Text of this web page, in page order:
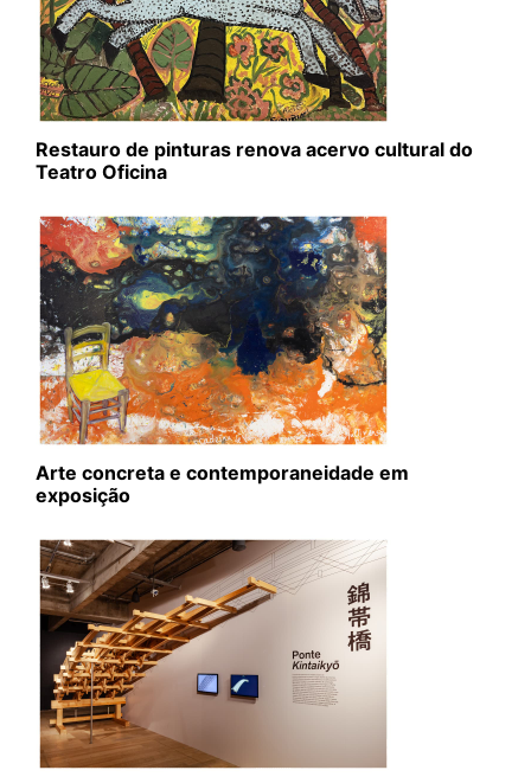
Restauro de pinturas renova acervo cultural do
Teatro Oficina
Arte concreta e contemporaneidade em
exposição